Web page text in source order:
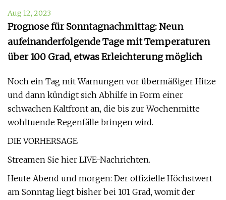
Aug 12, 2023
Prognose für Sonntagnachmittag: Neun
aufeinanderfolgende Tage mit Temperaturen
über 100 Grad, etwas Erleichterung möglich
Noch ein Tag mit Warnungen vor übermäßiger Hitze
und dann kündigt sich Abhilfe in Form einer
schwachen Kaltfront an, die bis zur Wochenmitte
wohltuende Regenfälle bringen wird.
DIE VORHERSAGE
Streamen Sie hier LIVE-Nachrichten.
Heute Abend und morgen: Der offizielle Höchstwert
am Sonntag liegt bisher bei 101 Grad, womit der